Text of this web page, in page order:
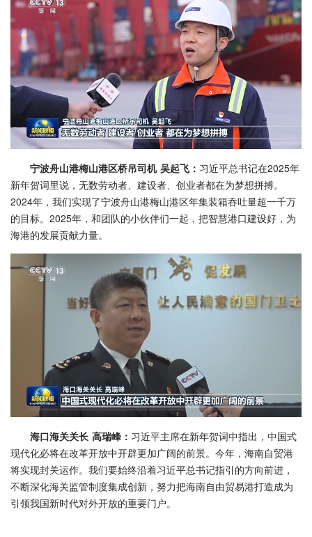
宁波舟山港梅山港区桥吊司机 吴起飞： 习近平总书记在2025年
新年贺词里说，无数劳动者、建设者、创业者都在为梦想拼搏。
2024年，我们实现了宁波舟山港梅山港区年集装箱吞吐量超一千万
的目标。2025年，和团队的小伙伴们一起，把智慧港口建设好，为
海港的发展贡献力量。
海口海关关长 高瑞峰： 习近平主席在新年贺词中指出，中国式
现代化必将在改革开放中开辟更加广阔的前景。今年，海南自贸港
将实现封关运作。我们要始终沿着习近平总书记指引的方向前进，
不断深化海关监管制度集成创新，努力把海南自由贸易港打造成为
引领我国新时代对外开放的重要门户。